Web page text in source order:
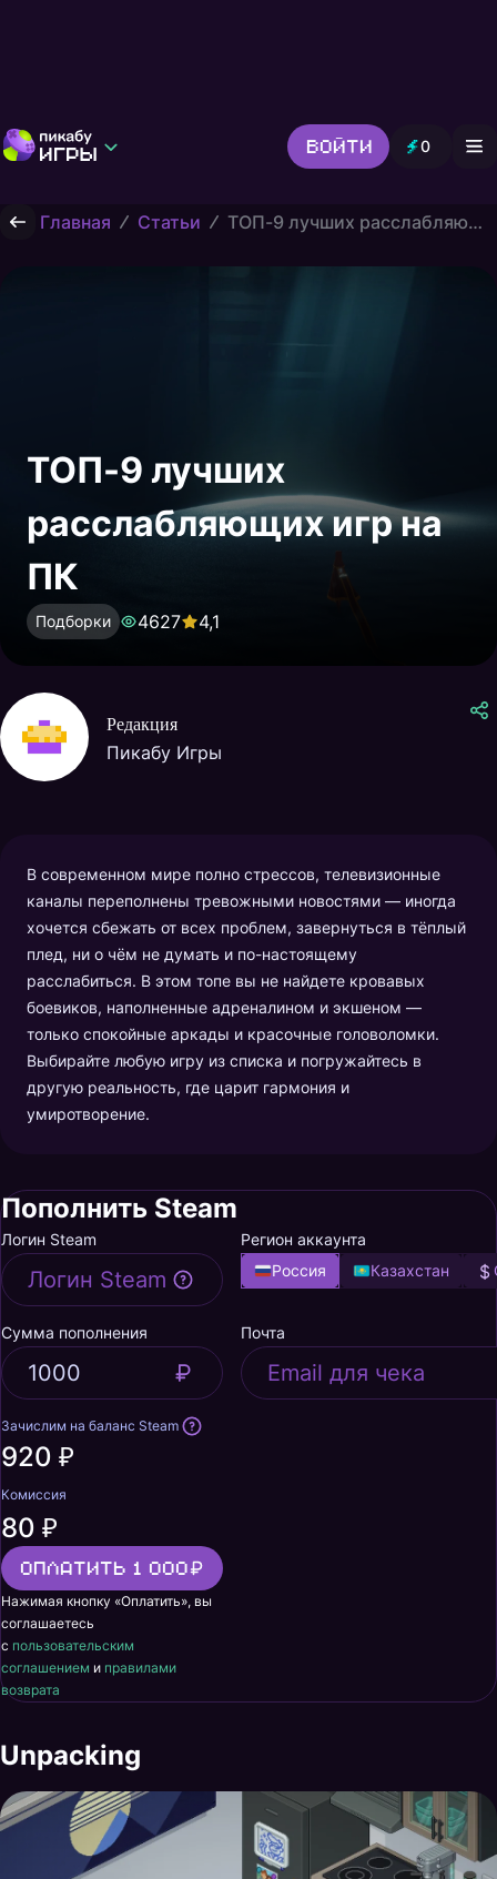
Войти 0
Выбор редакции
Шутер
Головоломки Гонки
Главная Статьи ТОП-9 лучших расслабляющих игр на ПК
ТОП-9 лучших
расслабляющих игр на
ПК
Подборки 4627 4,1
Редакция
Пикабу Игры
В современном мире полно стрессов, телевизионные
каналы переполнены тревожными новостями — иногда
хочется сбежать от всех проблем, завернуться в тёплый
плед, ни о чём не думать и по-настоящему
расслабиться. В этом топе вы не найдете кровавых
боевиков, наполненные адреналином и экшеном —
только спокойные аркады и красочные головоломки.
Выбирайте любую игру из списка и погружайтесь в
другую реальность, где царит гармония и
умиротворение.
Пополнить Steam
Логин Steam
Регион аккаунта
Россия
Казахстан
Сумма пополнения Почта
Зачислим на баланс Steam
920 ₽
Комиссия
80 ₽
Оплатить 1 000
Нажимая кнопку «Оплатить», вы
соглашаетесь
с пользовательским
соглашением и правилами
возврата
Unpacking